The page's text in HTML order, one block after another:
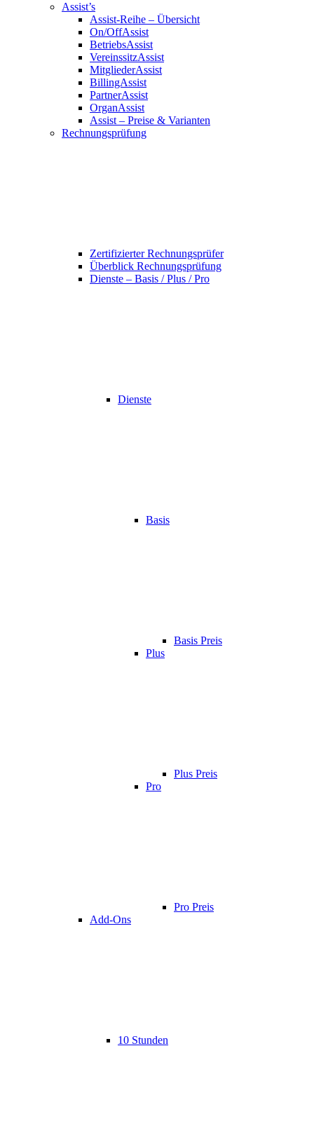
Assist’s
Assist-Reihe – Übersicht
On/OffAssist
BetriebsAssist
VereinssitzAssist
MitgliederAssist
BillingAssist
PartnerAssist
OrganAssist
Assist – Preise & Varianten
Rechnungsprüfung
Zertifizierter Rechnungsprüfer
Überblick Rechnungsprüfung
Dienste – Basis / Plus / Pro
Dienste
Basis
Basis Preis
Plus
Plus Preis
Pro
Pro Preis
Add-Ons
10 Stunden